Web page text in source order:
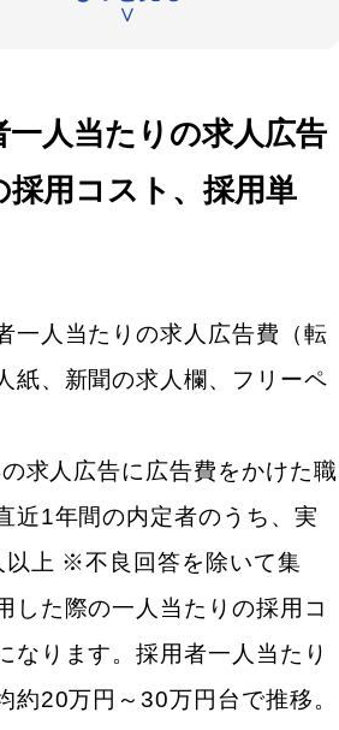
コンサルタント・金融・不動産専
品・化学・素材／技能工・設
の採用単価
かる
∨
一人当たりの求人広告
採用コスト、採用単
一人当たりの求人広告費（転
紙、新聞の求人欄、フリーペ
求人広告に広告費をかけた職
近1年間の内定者のうち、実
以上 ※不良回答を除いて集
した際の一人当たりの採用コ
なります。採用者一人当たり
約20万円～30万円台で推移。